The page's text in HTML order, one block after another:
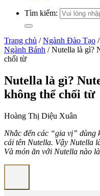
Tìm kiếm:
Trang chủ / Ngành Đào Tạo /
Ngành Bánh / Nutella là gì?
chối từ
Nutella là gì?
không thể chối từ
Hoàng Thị Diệu Xuân
Nhắc đến các “gia vị” dùng
cái tên Nutella. Vậy Nutella
Và món ăn với Nutella nào